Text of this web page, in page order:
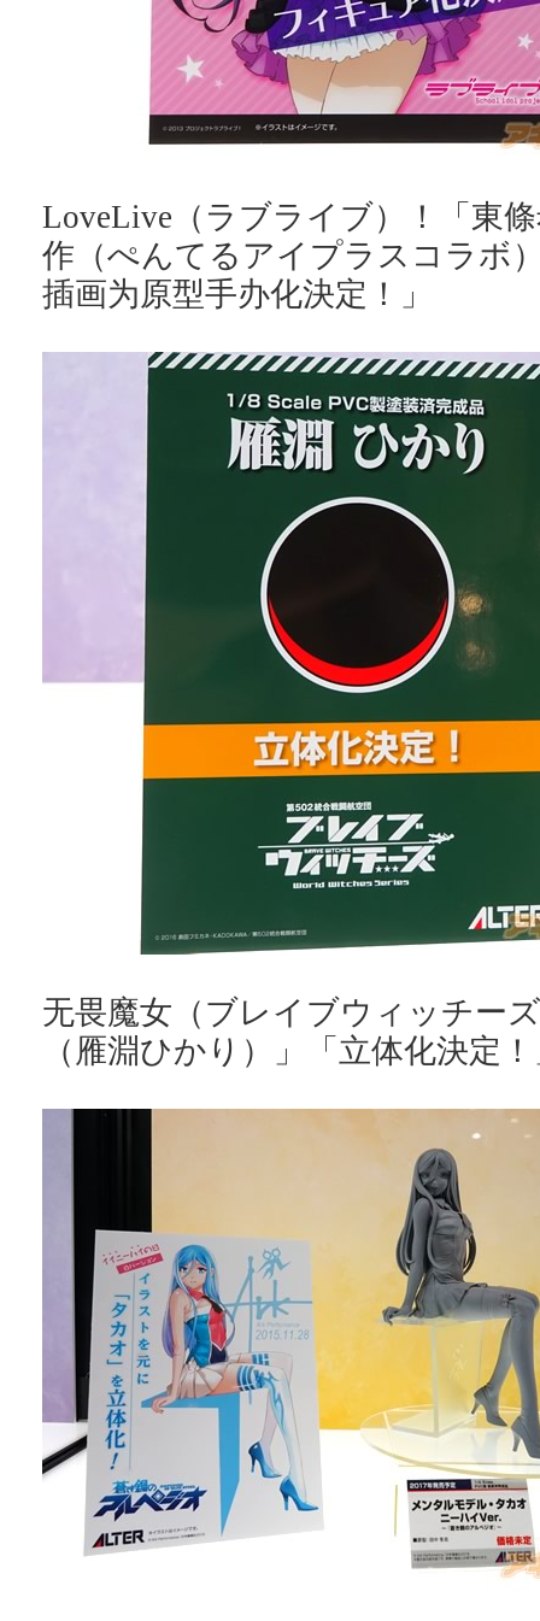
LoveLive（ラブライブ）！「東條
作（ぺんてるアイプラスコラボ
插画为原型手办化決定！」
无畏魔女（ブレイブウィッチー
（雁淵ひかり）」「立体化決定